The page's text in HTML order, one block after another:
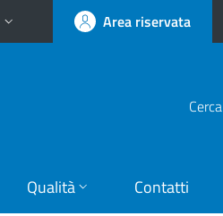
Area riservata
Cerca
Qualità Contatti